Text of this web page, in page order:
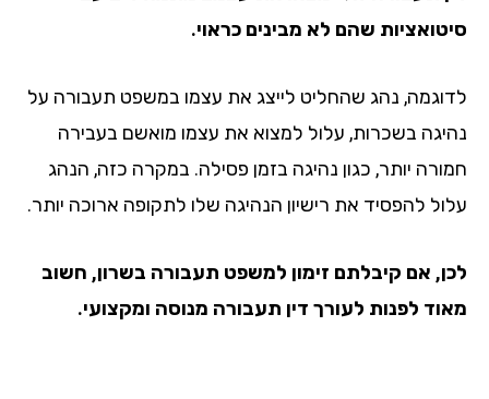
שהם לא מבינים כראוי.
נהג שהחליט לייצג את עצמו במשפט תעבורה על
בשכרות, עלול למצוא את עצמו מואשם בעבירה
יותר, כגון נהיגה בזמן פסילה. במקרה כזה, הנהג
להפסיד את רישיון הנהיגה שלו לתקופה ארוכה יותר.
אם קיבלתם זימון למשפט תעבורה בשרון, חשוב
לפנות לעורך דין תעבורה מנוסה ומקצועי.